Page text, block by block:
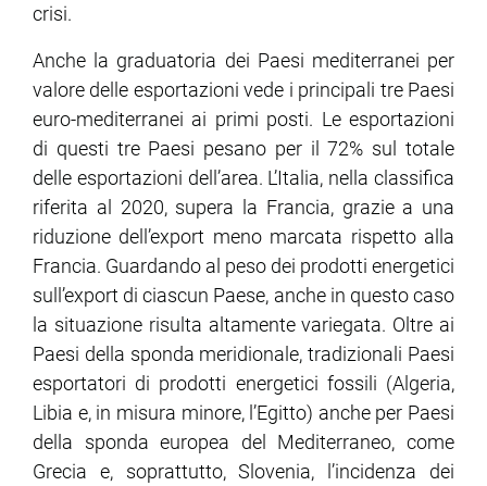
crisi.
Anche la graduatoria dei Paesi mediterranei per
valore delle esportazioni vede i principali tre Paesi
euro-mediterranei ai primi posti. Le esportazioni
di questi tre Paesi pesano per il 72% sul totale
delle esportazioni dell’area. L’Italia, nella classifica
riferita al 2020, supera la Francia, grazie a una
riduzione dell’export meno marcata rispetto alla
Francia. Guardando al peso dei prodotti energetici
sull’export di ciascun Paese, anche in questo caso
la situazione risulta altamente variegata. Oltre ai
Paesi della sponda meridionale, tradizionali Paesi
esportatori di prodotti energetici fossili (Algeria,
Libia e, in misura minore, l’Egitto) anche per Paesi
della sponda europea del Mediterraneo, come
Grecia e, soprattutto, Slovenia, l’incidenza dei